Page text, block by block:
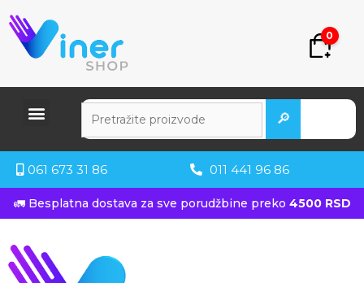
0
🔎
061 673 31 86 011 441 96 86
🚛 Besplatna dostava za sve porudžbine preko 4500 RSD